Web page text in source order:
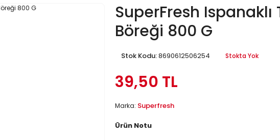
SuperFresh Ispanaklı
Böreği 800 G
Stok Kodu:8690612506254 Stokta Yok
39,50 TL
Marka: Superfresh
Ürün Notu